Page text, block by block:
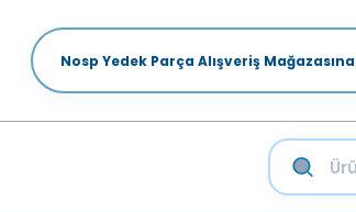
Nosp Yedek Parça Alışveriş